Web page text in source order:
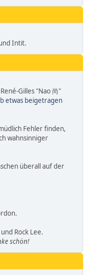
Intit.
Gilles "Nao 尚"
etwas beigetragen
Fehler finden,
wahnsinniger
überall auf der
Rock Lee.
schön!